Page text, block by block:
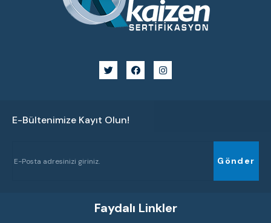
E-Bültenimize Kayıt Olun!
Gönder
Faydalı Linkler